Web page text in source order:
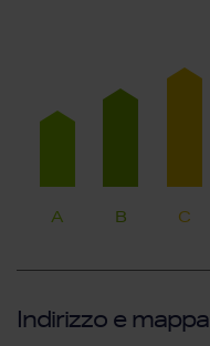
A B C
Indirizzo e mappa